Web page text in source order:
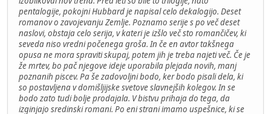
pentalogije, pokojni Hubbard je napisal celo dekalogijo. Deset
romanov o zavojevanju Zemlje. Poznamo serije s po več deset
naslovi, obstaja celo serija, v kateri je izšlo več sto romančičev, ki
seveda niso vredni počenega groša. In če en avtor takšnega
opusa ne mora spraviti skupaj, potem jih je treba najeti več. Če je
že mrtev, bo pač njegove ideje uporabila plejada novih, manj
poznanih piscev. Pa še zadovoljni bodo, ker bodo pisali dela, ki
so postavljena v domišljijske svetove slavnejših kolegov. In se
bodo zato tudi bolje prodajala. V bistvu prihaja do tega, da
izginjajo sredinski romani. Po eni strani imamo uspešnice, ki se